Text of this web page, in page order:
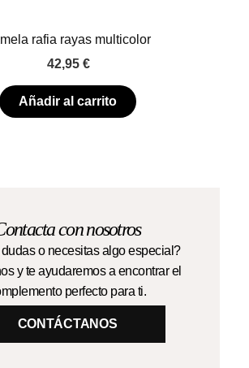
rafia rayas multicolor
42,95 €
Añadir al carrito
con nosotros
o necesitas algo especial?
y te ayudaremos a encontrar el
perfecto para ti.
CONTÁCTANOS